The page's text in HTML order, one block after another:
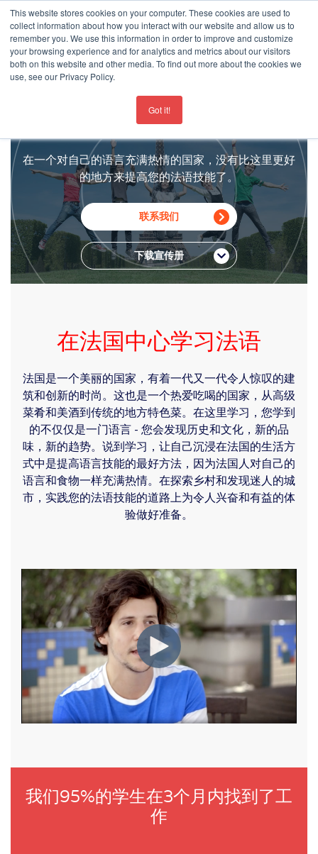
This website stores cookies on your computer. These cookies are used to
collect information about how you interact with our website and allow us to
remember you. We use this information in order to improve and customize
your browsing experience and for analytics and metrics about our visitors
both on this website and other media. To find out more about the cookies we
use, see our Privacy Policy.
Got it!
For the latest updates about our schools
在法国学习法语
在一个对自己的语言充满热情的国家，没有比这里更好
的地方来提高您的法语技能了。
联系我们
下载宣传册
在法国中心学习法语
法国是一个美丽的国家，有着一代又一代令人惊叹的建
筑和创新的时尚。这也是一个热爱吃喝的国家，从高级
菜肴和美酒到传统的地方特色菜。在这里学习，您学到
的不仅仅是一门语言 - 您会发现历史和文化，新的品
味，新的趋势。说到学习，让自己沉浸在法国的生活方
式中是提高语言技能的最好方法，因为法国人对自己的
语言和食物一样充满热情。在探索乡村和发现迷人的城
市，实践您的法语技能的道路上为令人兴奋和有益的体
验做好准备。
我们95%的学生在3个月内找到了工
作